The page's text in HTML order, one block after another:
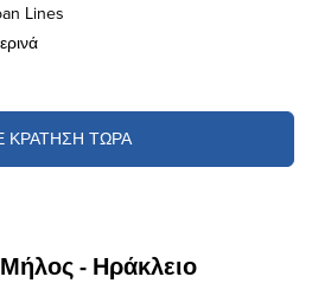
Lines
ΚΡΑΤΗΣΗ ΤΩΡΑ
- Ηράκλειο